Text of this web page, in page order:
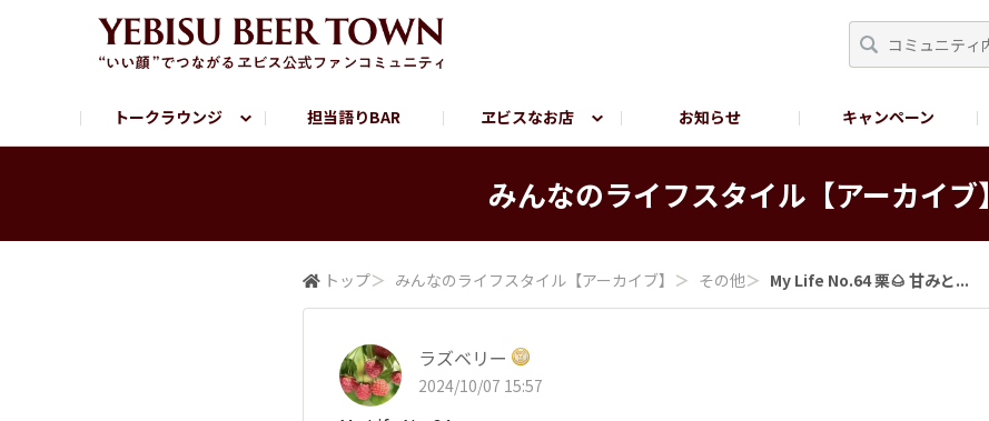
トークラウンジ 担当語りBAR ヱビスなお店 お知らせ キャンペーン
サッポロビール公式Instagram
みんなの​ライフスタイル​【アーカイブ】
トップ＞ みんなの​ライフスタイル​【アーカイブ】 ＞ その他＞ My Life No.64 栗🌰 甘みと...
ラズベリー
2024/10/07 15:57